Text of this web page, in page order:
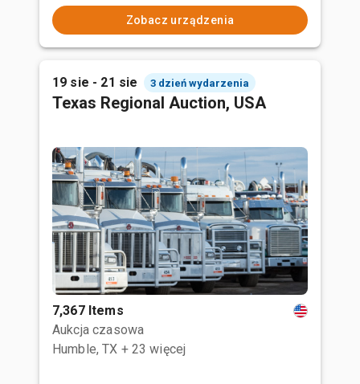
Zobacz urządzenia
19 sie - 21 sie 3 dzień wydarzenia
Texas Regional Auction, USA
7,367 Items
Aukcja czasowa
Humble, TX + 23 więcej